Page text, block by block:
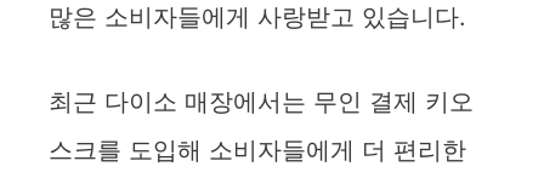
많은 소비자들에게 사랑받고 있습니다.
최근 다이소 매장에서는 무인 결제 키오
스크를 도입해 소비자들에게 더 편리한